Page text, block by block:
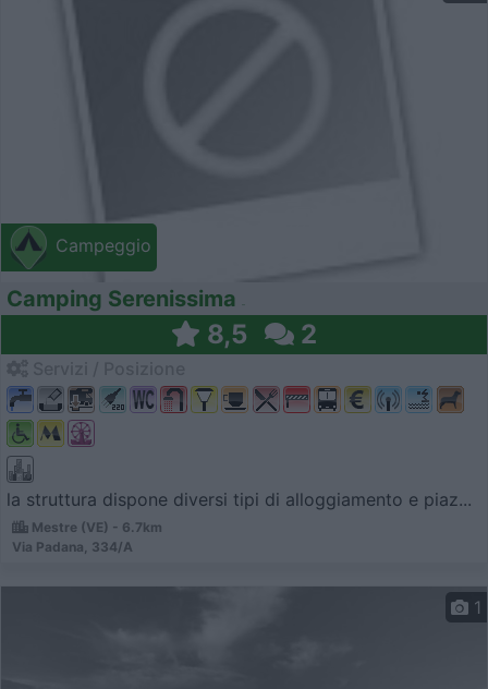
Campeggio
Camping Serenissima
8,5 2
la struttura dispone diversi tipi di alloggiamento e piaz...
Mestre (VE) - 6.7km
Via Padana, 334/A
1